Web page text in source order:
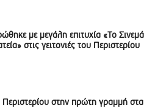
με μεγάλη επιτυχία «Το Σινεμά
στις γειτονιές του Περιστερίου
στην πρώτη γραμμή στα